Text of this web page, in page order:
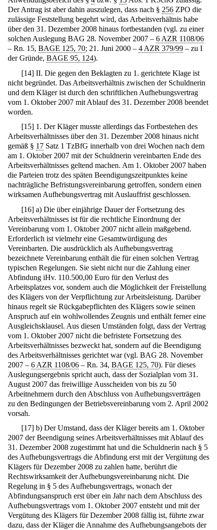
Der Antrag ist aber dahin auszulegen, dass nach § 256 ZPO die
zulässige Feststellung begehrt wird, das Arbeitsverhältnis habe
über den 31. Dezember 2008 hinaus fortbestanden (vgl. zu einer
solchen Auslegung BAG 28. November 2007 – 6 AZR 1108/06
– Rn. 15, BAGE 125, 70; 21. Juni 2000 – 4 AZR 379/99 – zu I
der Gründe, BAGE 95, 124).
[14] II. Die gegen den Beklagten zu 1. gerichtete Klage ist
nicht begründet. Das Arbeitsverhältnis zwischen der Schuldnerin
und dem Kläger ist durch den schriftlichen Aufhebungsvertrag
vom 1. Oktober 2007 mit Ablauf des 31. Dezember 2008 beendet
worden.
[15] 1. Der Kläger musste allerdings das Fortbestehen des
Arbeitsverhältnisses über den 31. Dezember 2008 hinaus nicht
gemäß § 17 Satz 1 TzBfG innerhalb von drei Wochen nach dem
am 1. Oktober 2007 mit der Schuldnerin vereinbarten Ende des
Arbeitsverhältnisses geltend machen. Am 1. Oktober 2007 haben
die Parteien trotz des späten Beendigungszeitpunktes keine
nachträgliche Befristungsvereinbarung getroffen, sondern einen
wirksamen Aufhebungsvertrag mit Auslauffrist geschlossen.
[16] a) Die über einjährige Dauer der Fortsetzung des
Arbeitsverhältnisses ist für die rechtliche Einordnung der
Vereinbarung vom 1. Oktober 2007 nicht allein maßgebend.
Erforderlich ist vielmehr eine Gesamtwürdigung des
Vereinbarten. Die ausdrücklich als Aufhebungsvertrag
bezeichnete Vereinbarung enthält die für einen solchen Vertrag
typischen Regelungen. Sie sieht nicht nur die Zahlung einer
Abfindung iHv. 110.500,00 Euro für den Verlust des
Arbeitsplatzes vor, sondern auch die Möglichkeit der Freistellung
des Klägers von der Verpflichtung zur Arbeitsleistung. Darüber
hinaus regelt sie Rückgabepflichten des Klägers sowie seinen
Anspruch auf ein wohlwollendes Zeugnis und enthält ferner eine
Ausgleichsklausel. Aus diesen Umständen folgt, dass der Vertrag
vom 1. Oktober 2007 nicht die befristete Fortsetzung des
Arbeitsverhältnisses bezweckt hat, sondern auf die Beendigung
des Arbeitsverhältnisses gerichtet war (vgl. BAG 28. November
2007 – 6 AZR 1108/06 – Rn. 34, BAGE 125, 70). Für dieses
Auslegungsergebnis spricht auch, dass der Sozialplan vom 31.
August 2007 das freiwillige Ausscheiden von bis zu 50
Arbeitnehmern durch den Abschluss von Aufhebungsverträgen
zu den Bedingungen der Betriebsvereinbarung vom 2. April 2002
vorsah.
[17] b) Der Umstand, dass der Kläger bereits am 1. Oktober
2007 der Beendigung seines Arbeitsverhältnisses mit Ablauf des
31. Dezember 2008 zugestimmt hat und die Schuldnerin nach § 5
des Aufhebungsvertrags die Abfindung erst mit der Vergütung des
Klägers für Dezember 2008 zu zahlen hatte, berührt die
Rechtswirksamkeit der Aufhebungsvereinbarung nicht. Die
Regelung in § 5 des Aufhebungsvertrags, wonach der
Abfindungsanspruch erst über ein Jahr nach dem Abschluss des
Aufhebungsvertrags vom 1. Oktober 2007 entsteht und mit der
Vergütung des Klägers für Dezember 2008 fällig ist, führte zwar
dazu, dass der Kläger die Annahme des Aufhebungsangebots der